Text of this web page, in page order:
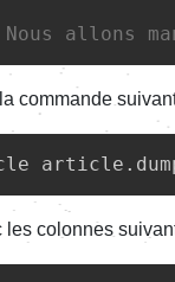
allons
commande
colonnes